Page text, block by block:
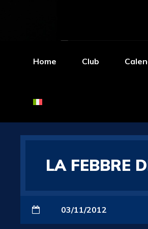
Home Club
LA FEBBRE
03/11/2012